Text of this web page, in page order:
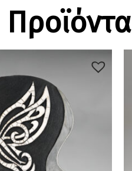
Προϊόντα